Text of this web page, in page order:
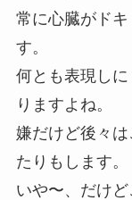
常に心臓がド
す。
何とも表現し
りますよね。
嫌だけど後々
たりもします。
いや〜、だけ